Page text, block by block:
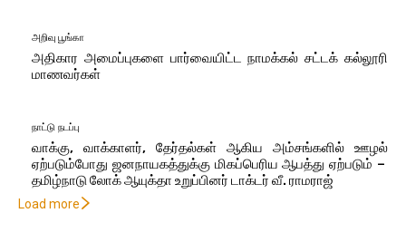
அறிவு பூங்கா
அதிகார அமைப்புகளை பார்வையிட்ட நாமக்கல் சட்டக் கல்லூரி
மாணவர்கள்
நாட்டு நடப்பு
வாக்கு, வாக்காளர், தேர்தல்கள் ஆகிய அம்சங்களில் ஊழல்
ஏற்படும்போது ஜனநாயகத்துக்கு மிகப்பெரிய ஆபத்து ஏற்படும் –
தமிழ்நாடு லோக் ஆயுக்தா உறுப்பினர் டாக்டர் வீ. ராமராஜ்
Load more